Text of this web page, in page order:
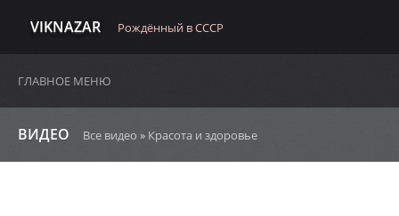
VIKNAZAR Рождённый в СССР
ГЛАВНОЕ МЕНЮ
ВИДЕО Все видео » Красота и здоровье